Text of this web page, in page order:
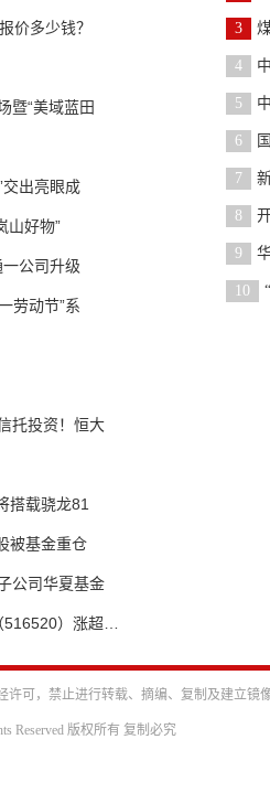
价多少钱？
暨“美域蓝田
出亮眼成
山好物”
公司升级
劳动节”系
托投资！恒大
搭载骁龙81
被基金重仓
公司华夏基金
3
4
5
6
7
8
9
10
可，禁止进行转载、摘编、复制及建立镜像
Reserved 版权所有 复制必究